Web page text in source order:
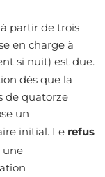
partir de trois
en charge à
si nuit) est due.
dès que la
de quatorze
un
initial. Le refus
une